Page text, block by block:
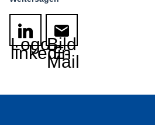
Logo
linkedin
Bild
E-
Mail